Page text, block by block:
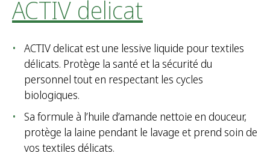
ACTIV delicat
ACTIV delicat est une lessive liquide pour textiles
délicats. Protège la santé et la sécurité du
personnel tout en respectant les cycles
biologiques.
Sa formule à l’huile d’amande nettoie en douceur,
protège la laine pendant le lavage et prend soin de
vos textiles délicats.